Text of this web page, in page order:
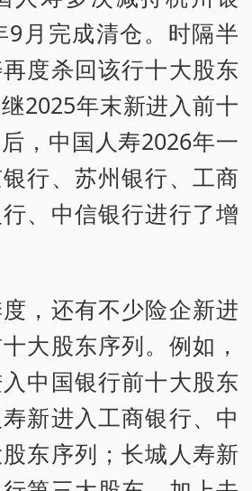
9月完成清仓。时隔半
度杀回该行十大股东
2025年末新进入前十
，中国人寿2026年一
行、苏州银行、工商
、中信银行进行了增
还有不少险企新进
大股东序列。例如，
中国银行前十大股东
新进入工商银行、中
东序列；长城人寿新